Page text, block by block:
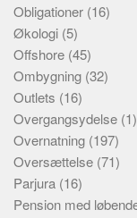
Obligationer (16)
Økologi (5)
Offshore (45)
Ombygning (32)
Outlets (16)
Overgangsydelse (1)
Overnatning (197)
Oversættelse (71)
Parjura (16)
Pension med